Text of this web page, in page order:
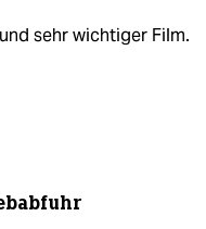
sehr wichtiger Film.